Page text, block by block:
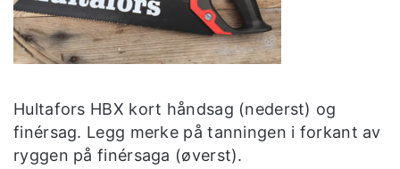
Hultafors HBX kort håndsag (nederst) og
finérsag. Legg merke på tanningen i forkant av
ryggen på finérsaga (øverst).